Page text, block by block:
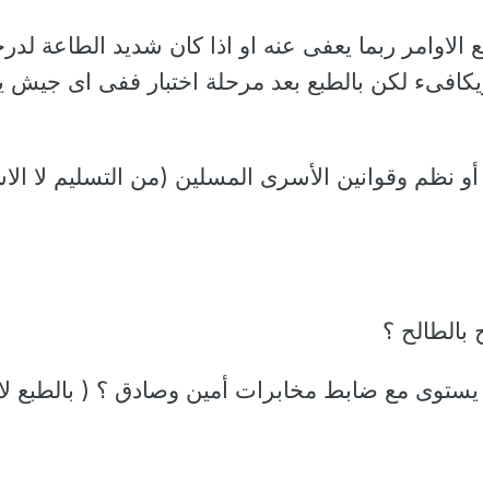
الاوامر ربما يعفى عنه او اذا كان شديد الطاعة
لكن بالطبع بعد مرحلة اختبار ففى اى جيش
نظم وقوانين الأسرى المسلين (من التسليم لا
؟
مع ضابط مخابرات أمين وصادق ؟ ( بالطبع